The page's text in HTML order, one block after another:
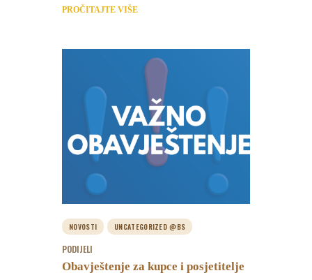
PROČITAJTE VIŠE
NOVOSTI UNCATEGORIZED @BS
PODIJELI
Obavještenje za kupce i posjetitelje